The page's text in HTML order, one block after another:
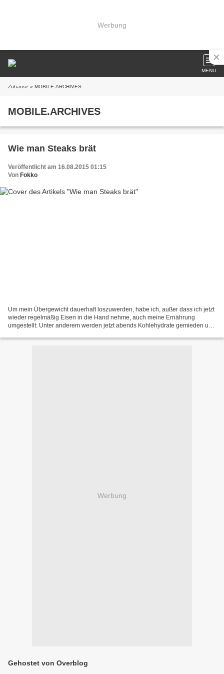
Werbung
MENU
Zuhause » MOBILE.ARCHIVES
MOBILE.ARCHIVES
Wie man Steaks brät
Veröffentlicht am 16.08.2015 01:15
Von Fokko
Um mein Übergewicht dauerhaft loszuwerden, habe ich, außer dass ich jetzt
wieder regelmäßig Eisen in die Hand nehme, auch meine Ernährung
umgestellt: Unter anderem werden jetzt abends Kohlehydrate gemieden und
Werbung
Gehostet von Overblog